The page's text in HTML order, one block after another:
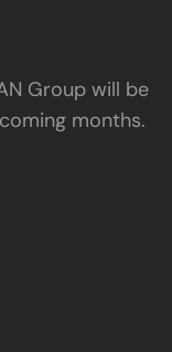
Group will be
months.